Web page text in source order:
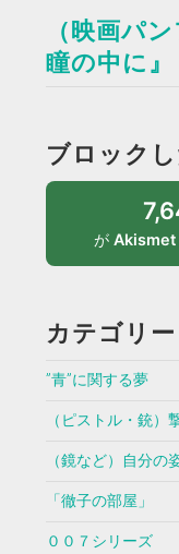
（映画パ
瞳の中に』
ブロック
がAkismet
カテゴリー
”青”に関する夢
（ピストル・銃）
（鏡など）自分の
「徹子の部屋」
００７シリーズ